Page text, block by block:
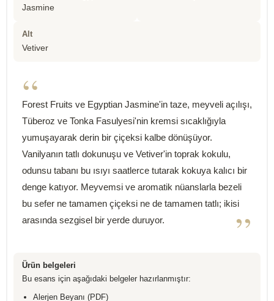
Jasmine
Alt
Vetiver
“
Forest Fruits ve Egyptian Jasmine'in taze, meyveli açılışı,
Tüberoz ve Tonka Fasulyesi'nin kremsi sıcaklığıyla
yumuşayarak derin bir çiçeksi kalbe dönüşüyor.
Vanilyanın tatlı dokunuşu ve Vetiver'in toprak kokulu,
odunsu tabanı bu ısıyı saatlerce tutarak kokuya kalıcı bir
denge katıyor. Meyvemsi ve aromatik nüanslarla bezeli
bu sefer ne tamamen çiçeksi ne de tamamen tatlı; ikisi
arasında sezgisel bir yerde duruyor.
”
Ürün belgeleri
Bu esans için aşağıdaki belgeler hazırlanmıştır:
Alerjen Beyanı (PDF)